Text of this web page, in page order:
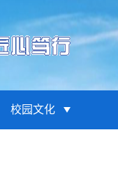
校园文化